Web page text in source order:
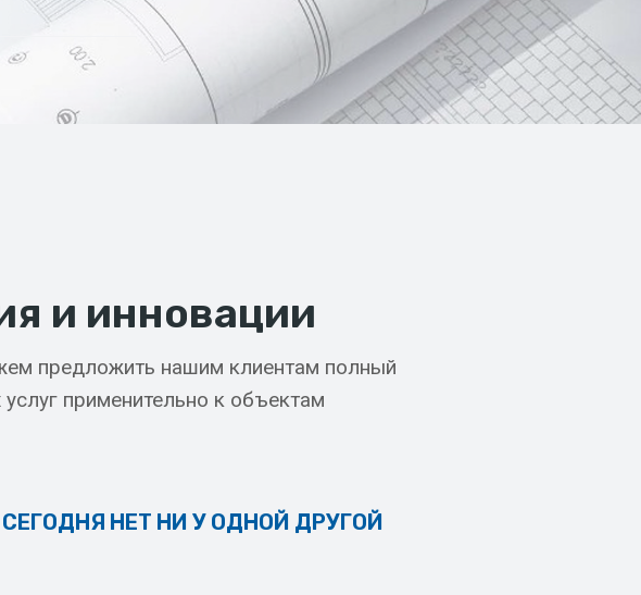
и инновации
предложить нашим клиентам полный
применительно к объектам
НЕТ НИ У ОДНОЙ ДРУГОЙ